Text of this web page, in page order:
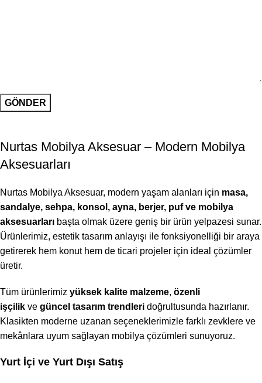
Nurtas Mobilya Aksesuar – Modern Mobilya
Aksesuarları
Nurtas Mobilya Aksesuar, modern yaşam alanları için masa,
sandalye, sehpa, konsol, ayna, berjer, puf ve mobilya
aksesuarları başta olmak üzere geniş bir ürün yelpazesi sunar.
Ürünlerimiz, estetik tasarım anlayışı ile fonksiyonelliği bir araya
getirerek hem konut hem de ticari projeler için ideal çözümler
üretir.
Tüm ürünlerimiz yüksek kalite malzeme, özenli
işçilik ve güncel tasarım trendleri doğrultusunda hazırlanır.
Klasikten moderne uzanan seçeneklerimizle farklı zevklere ve
mekânlara uyum sağlayan mobilya çözümleri sunuyoruz.
Yurt İçi ve Yurt Dışı Satış